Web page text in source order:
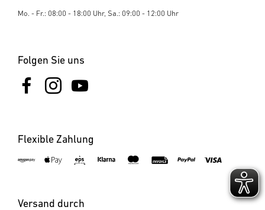
Mo. - Fr.: 08:00 - 18:00 Uhr, Sa.: 09:00 - 12:00 Uhr
Folgen Sie uns
Flexible Zahlung
Versand durch